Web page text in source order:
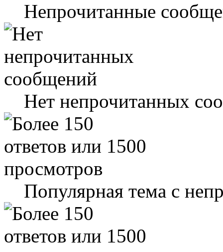
Непрочитанные
Нет непрочитанных
Популярная тема с